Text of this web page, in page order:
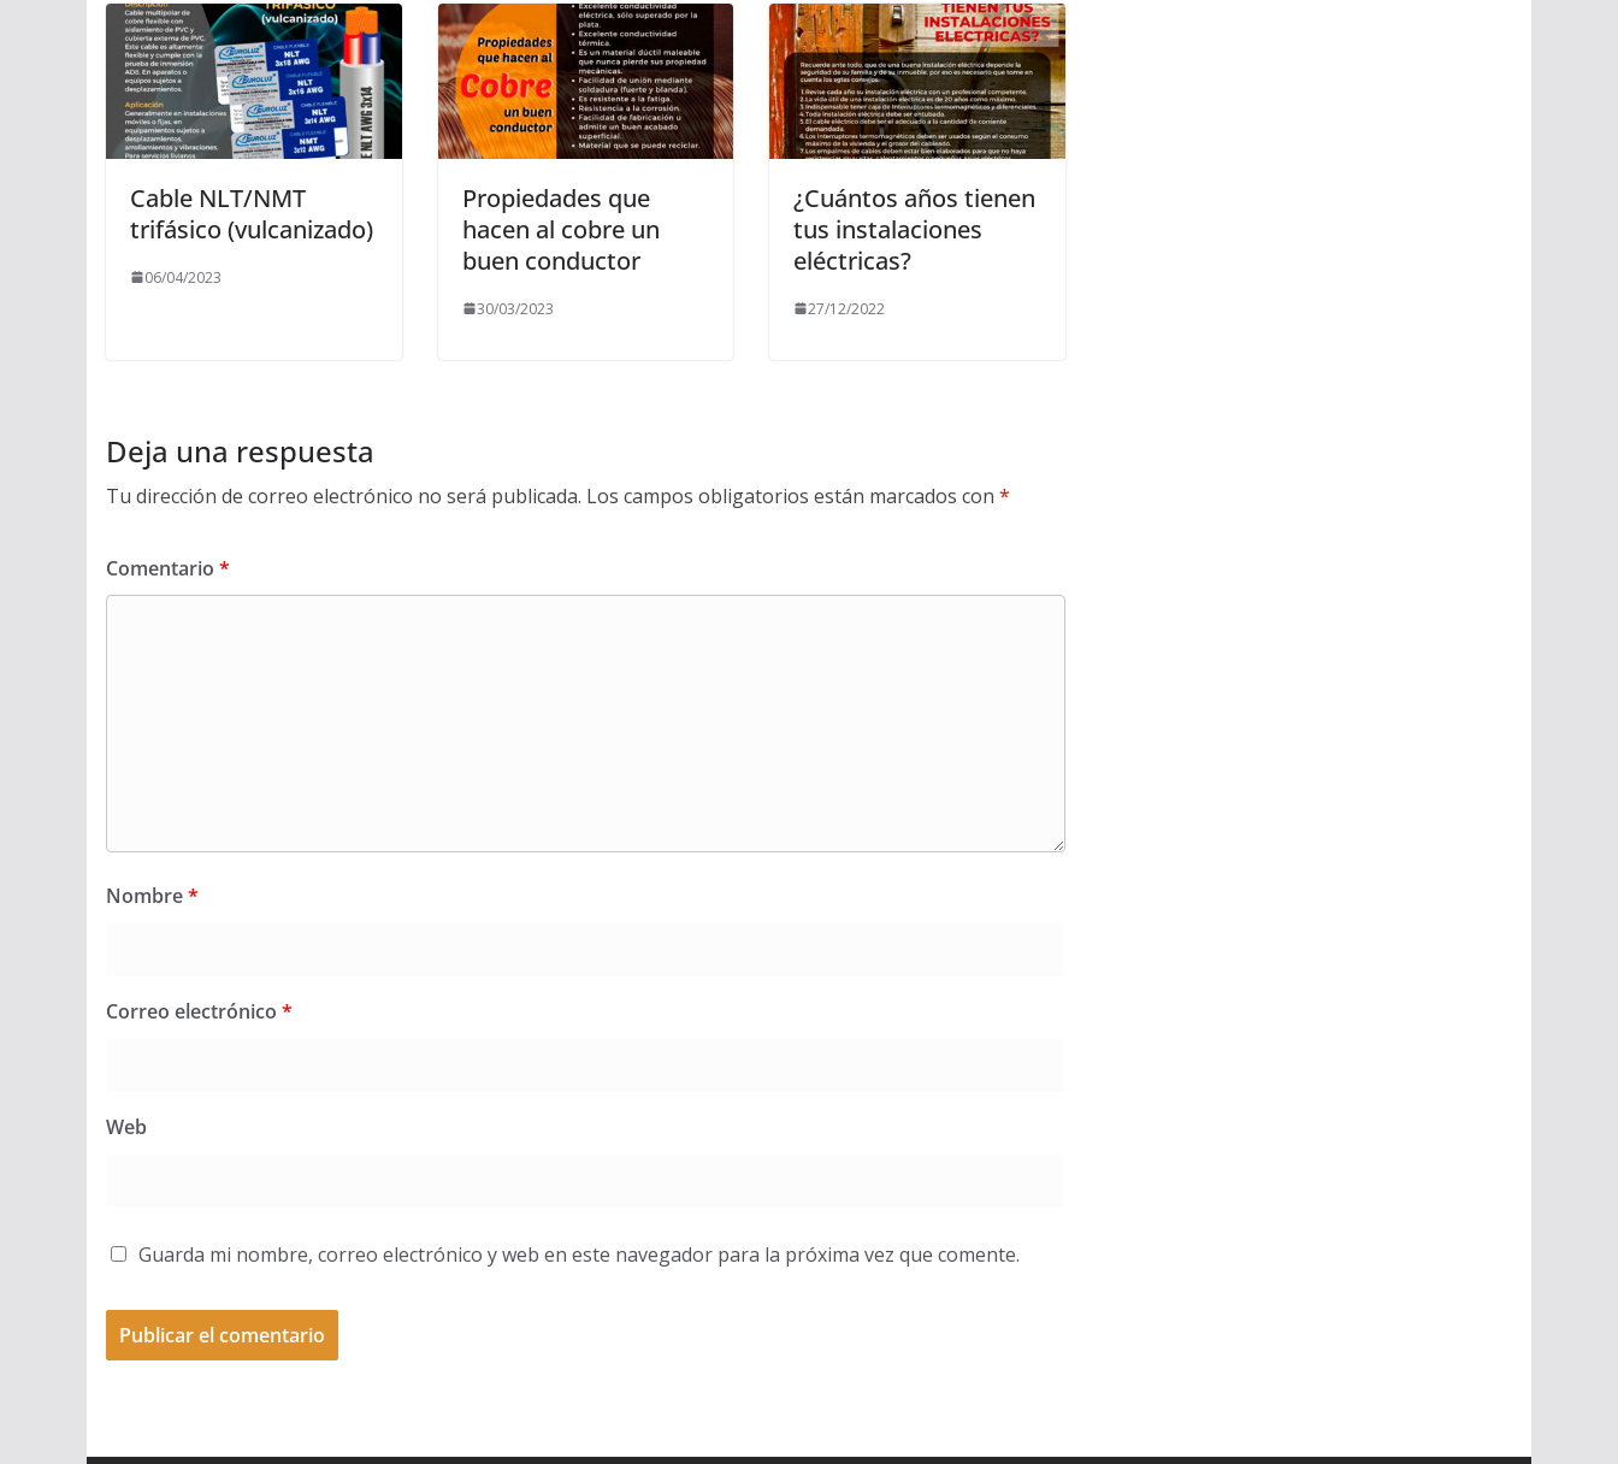
Cable NLT/NMT
trifásico (vulcanizado)
06/04/2023
Propiedades que
hacen al cobre un
buen conductor
30/03/2023
¿Cuántos años tienen
tus instalaciones
eléctricas?
27/12/2022
Deja una respuesta
Tu dirección de correo electrónico no será publicada. Los campos obligatorios están marcados con *
Comentario *
Nombre*
Correo electrónico *
Web
Guarda mi nombre, correo electrónico y web en este navegador para la próxima vez que comente.